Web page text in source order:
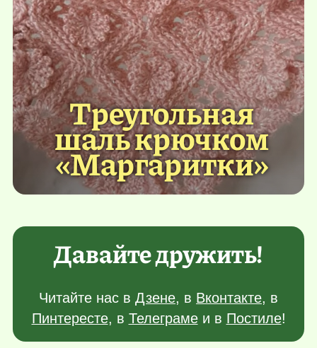
Треугольная
шаль крючком
«Маргаритки»
Давайте дружить!
Читайте нас в Дзене, в Вконтакте, в
Пинтересте, в Телеграмеи в Постиле!